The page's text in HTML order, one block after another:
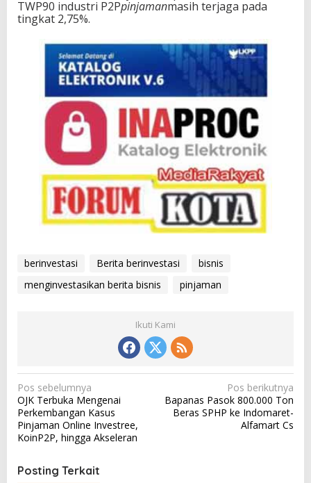
TWP90 industri P2Ppinjamanmasih terjaga pada
tingkat 2,75%.
berinvestasi Berita berinvestasi
bisnis
menginvestasikan berita bisnis
pinjaman
Ikuti Kami
N
a
v
i
g
Pos sebelumnya
OJK Terbuka Mengenai
Perkembangan Kasus
Pinjaman Online Investree,
KoinP2P, hingga Akseleran
Pos berikutnya
Bapanas Pasok 800.000 Ton
Beras SPHP ke Indomaret-
Alfamart Cs
Posting Terkait